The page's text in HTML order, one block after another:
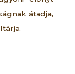
átadja,